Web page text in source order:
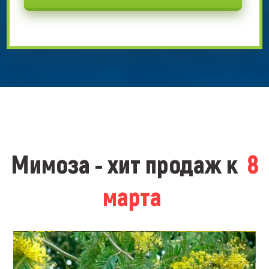
Мимоза - хит продаж к 8
марта